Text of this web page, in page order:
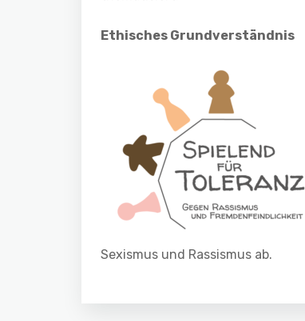
Ethisches Grundverständnis
Sexismus und Rassismus ab.